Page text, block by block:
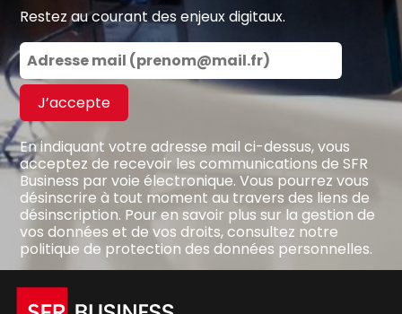
Restez au courant des enjeux digitaux.
J’accepte
En indiquant votre adresse mail ci-dessus, vous
acceptez de recevoir les communications de SFR
Business par voie électronique. Vous pourrez vous
désinscrire à tout moment au travers des liens de
désinscription. Pour en savoir plus sur la gestion de
vos données et de vos droits, consultez notre
politique de protection des données personnelles.